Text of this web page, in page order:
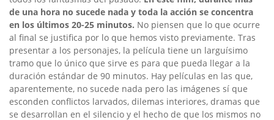
de una hora no sucede nada y toda la acción se concentra
en los últimos 20-25 minutos. No piensen que lo que ocurre
al final se justifica por lo que hemos visto previamente. Tras
presentar a los personajes, la película tiene un larguísimo
tramo que lo único que sirve es para que pueda llegar a la
duración estándar de 90 minutos. Hay películas en las que,
aparentemente, no sucede nada pero las imágenes sí que
esconden conflictos larvados, dilemas interiores, dramas que
se desarrollan en el silencio y el hecho de que los mismos no